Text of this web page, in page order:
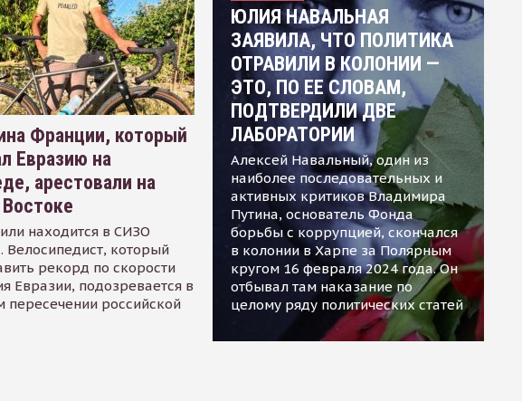
Франции, который
Евразию на
арестовали на
находится в СИЗО
Велосипедист, который
рекорд по скорости
Евразии, подозревается в
пересечении российской
ЮЛИЯ НАВАЛЬНАЯ
ЗАЯВИЛА, ЧТО ПОЛИТИКА
ОТРАВИЛИ В КОЛОНИИ —
ЭТО, ПО ЕЕ СЛОВАМ,
ПОДТВЕРДИЛИ ДВЕ
ЛАБОРАТОРИИ
Алексей Навальный, один из
наиболее последовательных и
активных критиков Владимира
Путина, основатель Фонда
борьбы с коррупцией, скончался
в колонии в Харпе за Полярным
кругом 16 февраля 2024 года. Он
отбывал там наказание по
целому ряду политических статей